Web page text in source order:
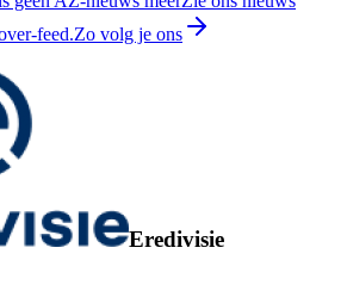
feed.Zo volg je ons
Eredivisie